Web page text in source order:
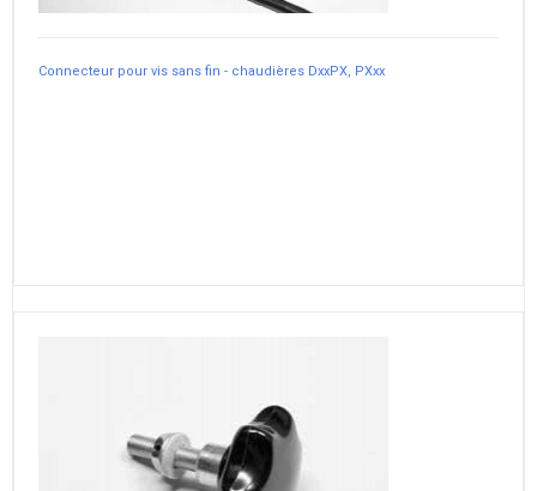
Connecteur pour vis sans fin - chaudières DxxPX, PXxx